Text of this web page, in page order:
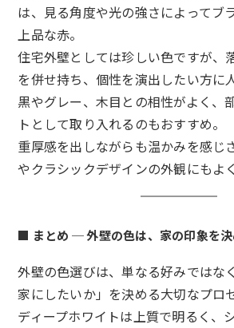
は、見る角度や光の強さによってブ
上品な赤。
住宅外壁としては珍しい色ですが、
を併せ持ち、個性を演出したい方に
黒やグレー、木目との相性がよく、
トとして取り入れるのもおすすめ。
重厚感を出しながらも温かみを感じ
やクラシックデザインの外観にもよ
■ まとめ ─ 外壁の色は、家の印象を
外壁の色選びは、単なる好みではな
家にしたいか」を決める大切なプロ
ディープホワイトは上質で明るく、